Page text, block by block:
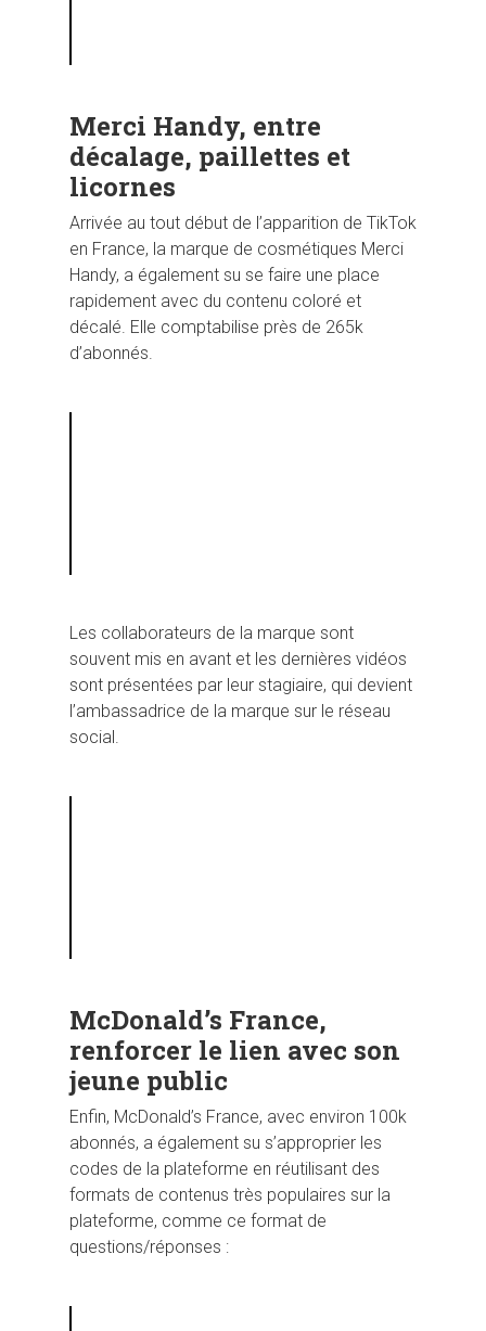
Merci Handy, entre
décalage, paillettes et
licornes
Arrivée au tout début de l’apparition de TikTok
en France, la marque de cosmétiques Merci
Handy, a également su se faire une place
rapidement avec du contenu coloré et
décalé. Elle comptabilise près de 265k
d’abonnés.
Les collaborateurs de la marque sont
souvent mis en avant et les dernières vidéos
sont présentées par leur stagiaire, qui devient
l’ambassadrice de la marque sur le réseau
social.
McDonald’s France,
renforcer le lien avec son
jeune public
Enfin, McDonald’s France, avec environ 100k
abonnés, a également su s’approprier les
codes de la plateforme en réutilisant des
formats de contenus très populaires sur la
plateforme, comme ce format de
questions/réponses :